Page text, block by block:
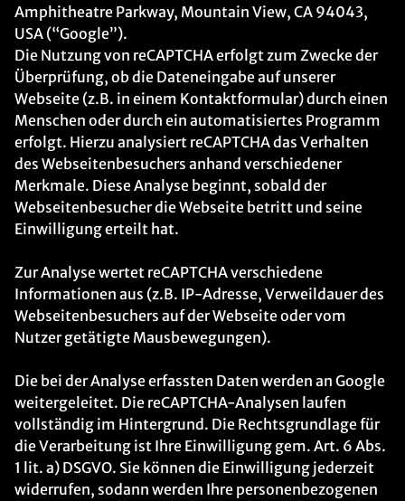
Amphitheatre Parkway, Mountain View, CA 94043,
USA (“Google”).
Die Nutzung von reCAPTCHA erfolgt zum Zwecke der
Überprüfung, ob die Dateneingabe auf unserer
Webseite (z.B. in einem Kontaktformular) durch einen
Menschen oder durch ein automatisiertes Programm
erfolgt. Hierzu analysiert reCAPTCHA das Verhalten
des Webseitenbesuchers anhand verschiedener
Merkmale. Diese Analyse beginnt, sobald der
Webseitenbesucher die Webseite betritt und seine
Einwilligung erteilt hat.
Zur Analyse wertet reCAPTCHA verschiedene
Informationen aus (z.B. IP-Adresse, Verweildauer des
Webseitenbesuchers auf der Webseite oder vom
Nutzer getätigte Mausbewegungen).
Die bei der Analyse erfassten Daten werden an Google
weitergeleitet. Die reCAPTCHA-Analysen laufen
vollständig im Hintergrund. Die Rechtsgrundlage für
die Verarbeitung ist Ihre Einwilligung gem. Art. 6 Abs.
1 lit. a) DSGVO. Sie können die Einwilligung jederzeit
widerrufen, sodann werden Ihre personenbezogenen